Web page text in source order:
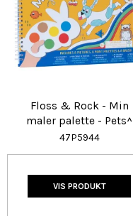
Floss & Rock - Min
maler palette - Pets^
47P5944
VIS PRODUKT